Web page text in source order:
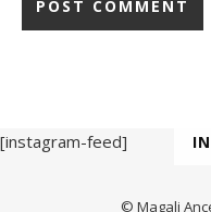
[instagram-feed]
© Magali